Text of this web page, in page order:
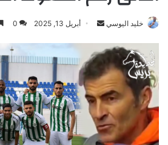
خليد اليوسي
س
ب
ر
ي
د
ا
أبريل 13, 2025 0